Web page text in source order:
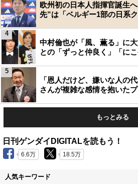
欧州初の日本人指揮官誕生
先”は「ベルギー1部の日系
中村倫也が「風、薫る」に
との「ずっと仲良く」「に
4
「恩人だけど、嫌いな人の
さんが複雑な感情を抱いた
5
もっとみる
日刊ゲンダイDIGITALを読もう！
6.6万 18.5万
人気キーワード